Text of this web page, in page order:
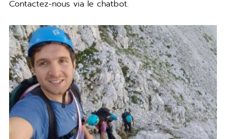
Contactez-nous via le chatbot.